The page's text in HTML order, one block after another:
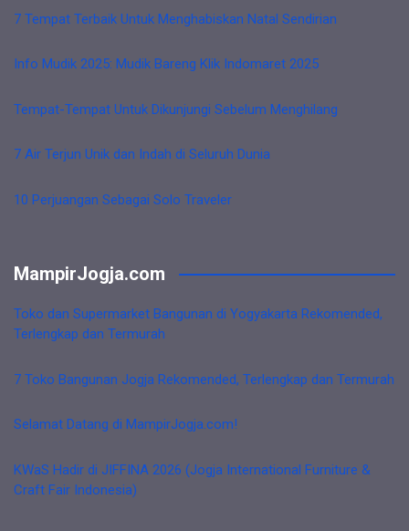
7 Tempat Terbaik Untuk Menghabiskan Natal Sendirian
Info Mudik 2025: Mudik Bareng Klik Indomaret 2025
Tempat-Tempat Untuk Dikunjungi Sebelum Menghilang
7 Air Terjun Unik dan Indah di Seluruh Dunia
10 Perjuangan Sebagai Solo Traveler
MampirJogja.com
Toko dan Supermarket Bangunan di Yogyakarta Rekomended,
Terlengkap dan Termurah
7 Toko Bangunan Jogja Rekomended, Terlengkap dan Termurah
Selamat Datang di MampirJogja.com!
KWaS Hadir di JIFFINA 2026 (Jogja International Furniture &
Craft Fair Indonesia)